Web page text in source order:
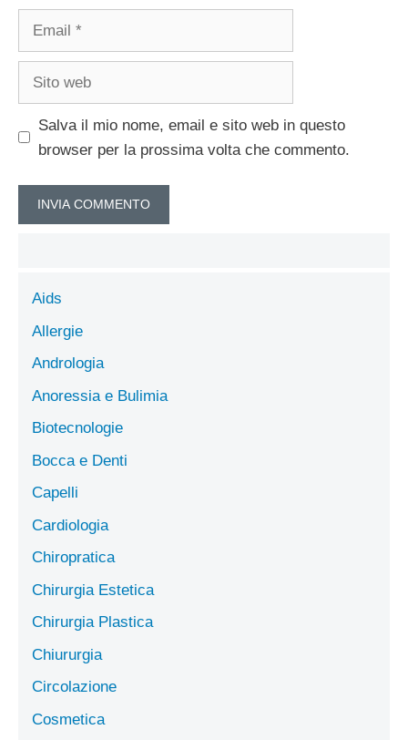
Salva il mio nome, email e sito web in questo
browser per la prossima volta che commento.
Aids
Allergie
Andrologia
Anoressia e Bulimia
Biotecnologie
Bocca e Denti
Capelli
Cardiologia
Chiropratica
Chirurgia Estetica
Chirurgia Plastica
Chiururgia
Circolazione
Cosmetica